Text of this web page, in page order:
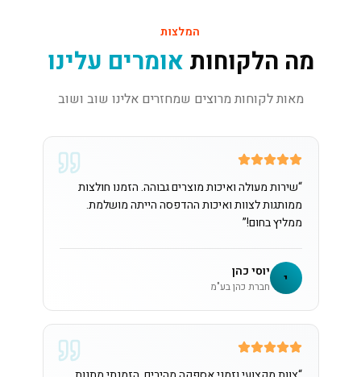
המלצות
מה הלקוחות אומרים עלינו
מאות לקוחות מרוצים שמחזרים אלינו שוב ושוב
“שירות מעולה ואיכות מוצרים גבוהה. הזמנו חולצות
ממותגות לצוות ואיכות ההדפסה הייתה מושלמת.
ממליץ בחום!”
י יוסי כהן
חברת כהן בע"מ